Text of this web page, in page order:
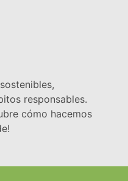
responsables.
cómo hacemos